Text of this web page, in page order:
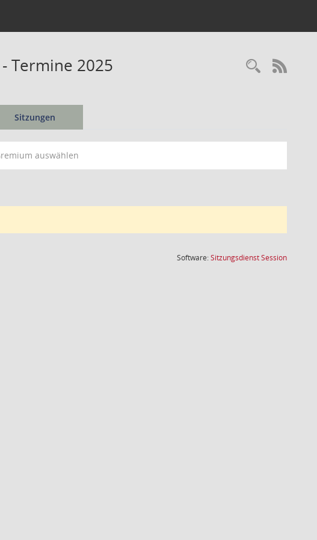
Termine 2025
Sitzungen
auswählen
Software:SitzungsdienstSession(Wird in